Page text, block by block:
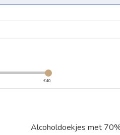
€40
Alcoholdoekjes met